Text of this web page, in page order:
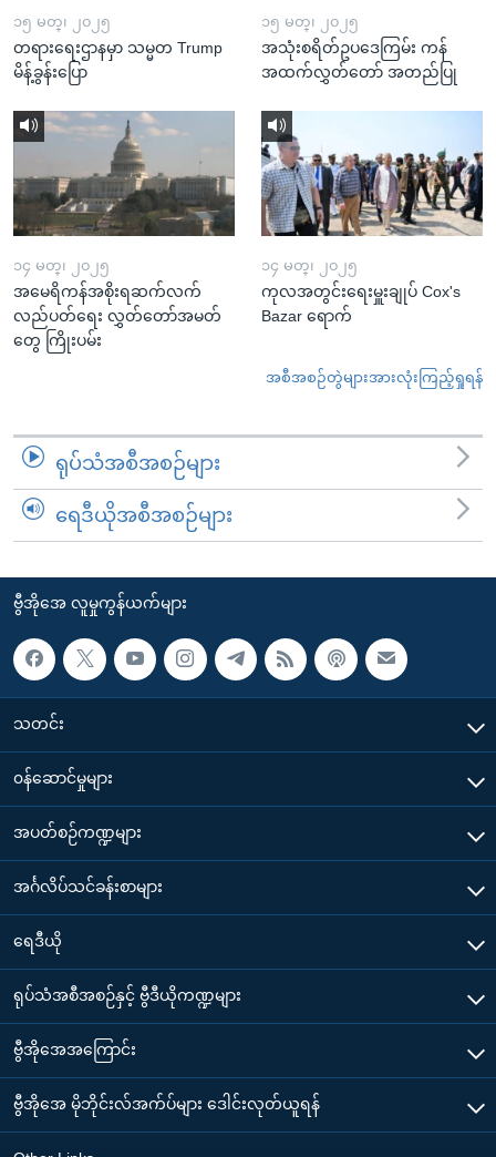
၁၅ မတ္၊ ၂၀၂၅
တရားရေးဌာနမှာ သမ္မတ Trump
မိန့်ခွန်းပြော
၁၅ မတ္၊ ၂၀၂၅
အသုံးစရိတ်ဥပဒေကြမ်း ကန်
အထက်လွှတ်တော် အတည်ပြု
၁၄ မတ္၊ ၂၀၂၅
အမေရိကန်အစိုးရဆက်လက်
လည်ပတ်ရေး လွှတ်တော်အမတ်
တွေ ကြိုးပမ်း
၁၄ မတ္၊ ၂၀၂၅
ကုလအတွင်းရေးမှူးချုပ် Cox's
Bazar ရောက်
အစီအစဉ်တွဲများအားလုံးကြည့်ရှုရန်
ရုပ်သံအစီအစဉ်များ
ရေဒီယိုအစီအစဉ်များ
ဗွီအိုအေ လူမှုကွန်ယက်များ
သတင်း
၀န်ဆောင်မှုများ
အပတ်စဉ်ကဏ္ဍများ
အင်္ဂလိပ်သင်ခန်းစာများ
ရေဒီယို
ရုပ်သံအစီအစဉ်နှင့် ဗွီဒီယိုကဏ္ဍများ
ဗွီအိုအေအကြောင်း
ဗွီအိုအေ မိုဘိုင်းလ်အက်ပ်များ ဒေါင်းလုတ်ယူရန်